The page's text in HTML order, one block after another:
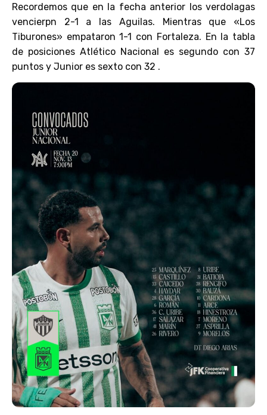
Recordemos que en la fecha anterior los verdolagas
vencierpn 2-1 a las Aguilas. Mientras que «Los
Tiburones» empataron 1-1 con Fortaleza. En la tabla
de posiciones Atlético Nacional es segundo con 37
puntos y Junior es sexto con 32 .